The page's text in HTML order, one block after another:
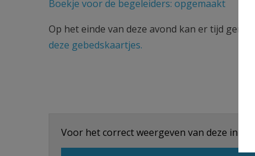
Boekje voor de begeleiders: opgemaakt
Op het einde van deze avond kan er tijd
deze gebedskaartjes.
Voor het correct weergeven van deze